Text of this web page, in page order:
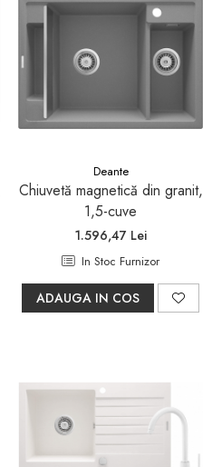
Deante
Chiuvetă magnetică din granit,
1,5-cuve
1.596,47 Lei
In Stoc Furnizor
ADAUGA IN COS